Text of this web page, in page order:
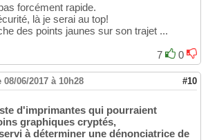
forcément rapide.
là je serai au top!
des points jaunes sur son trajet ...
7 0
08/06/2017 à 10h28 #10
d'imprimantes qui pourraient
graphiques cryptés,
à déterminer une dénonciatrice de